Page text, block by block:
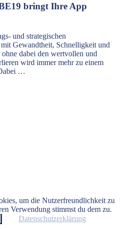
bringt Ihre App
und strategischen
Gewandtheit, Schnelligkeit und
dabei den wertvollen und
wird immer mehr zu einem
…
um die Nutzerfreundlichkeit zu
Verwendung stimmst du dem zu.
Datenschutzerklärung